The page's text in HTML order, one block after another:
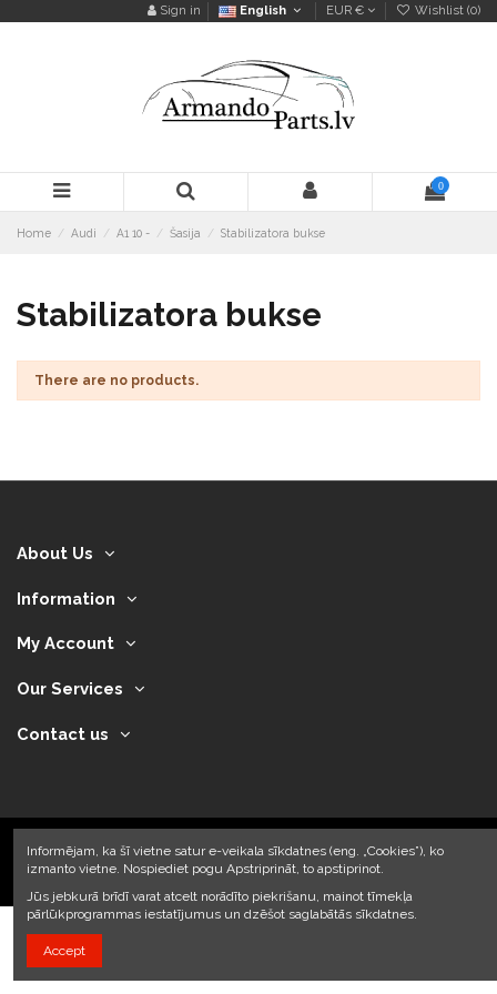
Sign in English EUR € Wishlist (0)
0
Home Audi A1 10 - Šasija Stabilizatora bukse
Stabilizatora bukse
There are no products.
About Us
Information
My Account
Our Services
Contact us
2024 © Armando Auto SIA
Informējam, ka šī vietne satur e-veikala sīkdatnes (eng. „Cookies”), ko
izmanto vietne. Nospiediet pogu Apstriprināt, to apstiprinot.
Jūs jebkurā brīdī varat atcelt norādīto piekrišanu, mainot tīmekļa
pārlūkprogrammas iestatījumus un dzēšot saglabātās sīkdatnes.
Accept